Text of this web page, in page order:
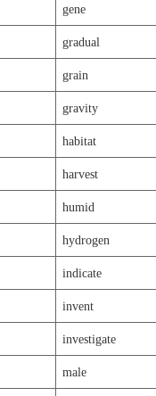
gene
gradual
grain
gravity
habitat
harvest
humid
hydrogen
indicate
invent
investigate
male